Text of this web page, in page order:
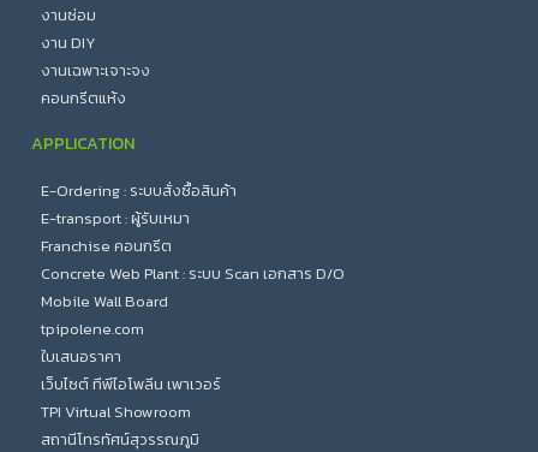
งานซ่อม
งาน DIY
งานเฉพาะเจาะจง
คอนกรีตแห้ง
APPLICATION
E-Ordering : ระบบสั่งซื้อสินค้า
E-transport : ผู้รับเหมา
Franchise คอนกรีต
Concrete Web Plant : ระบบ Scan เอกสาร D/O
Mobile Wall Board
tpipolene.com
ใบเสนอราคา
เว็บไซต์ ทีพีไอโพลีน เพาเวอร์
TPI Virtual Showroom
สถานีโทรทัศน์สุวรรณภูมิ